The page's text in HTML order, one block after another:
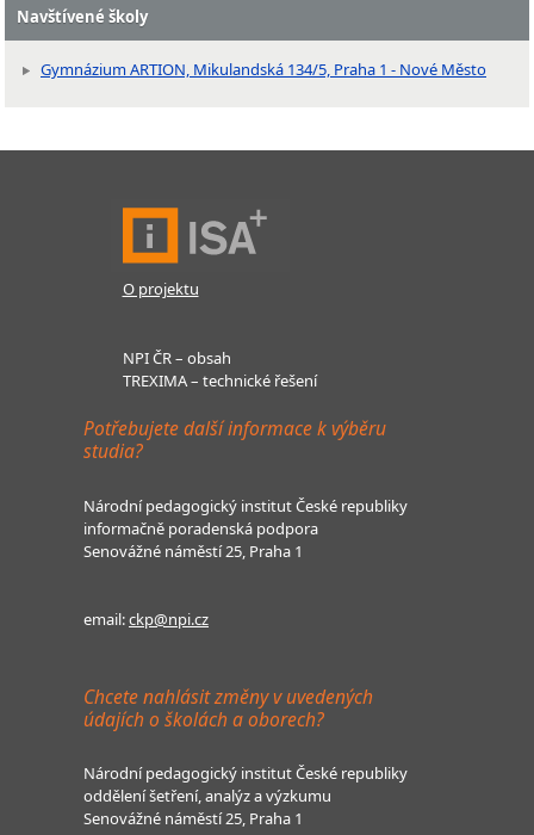
Navštívené školy
Gymnázium ARTION, Mikulandská 134/5, Praha 1 - Nové Město
O projektu
NPI ČR – obsah
TREXIMA – technické řešení
Potřebujete další informace k výběru
studia?
Národní pedagogický institut České republiky
informačně poradenská podpora
Senovážné náměstí 25, Praha 1
email:ckp@npi.cz
Chcete nahlásit změny v uvedených
údajích o školách a oborech?
Národní pedagogický institut České republiky
oddělení šetření, analýz a výzkumu
Senovážné náměstí 25, Praha 1